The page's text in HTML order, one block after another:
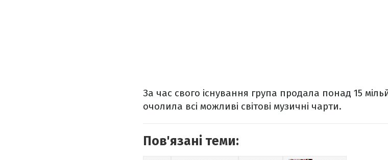
За час свого існування група продала понад 15
очолила всі можливі світові музичні чарти.
Пов'язані теми: